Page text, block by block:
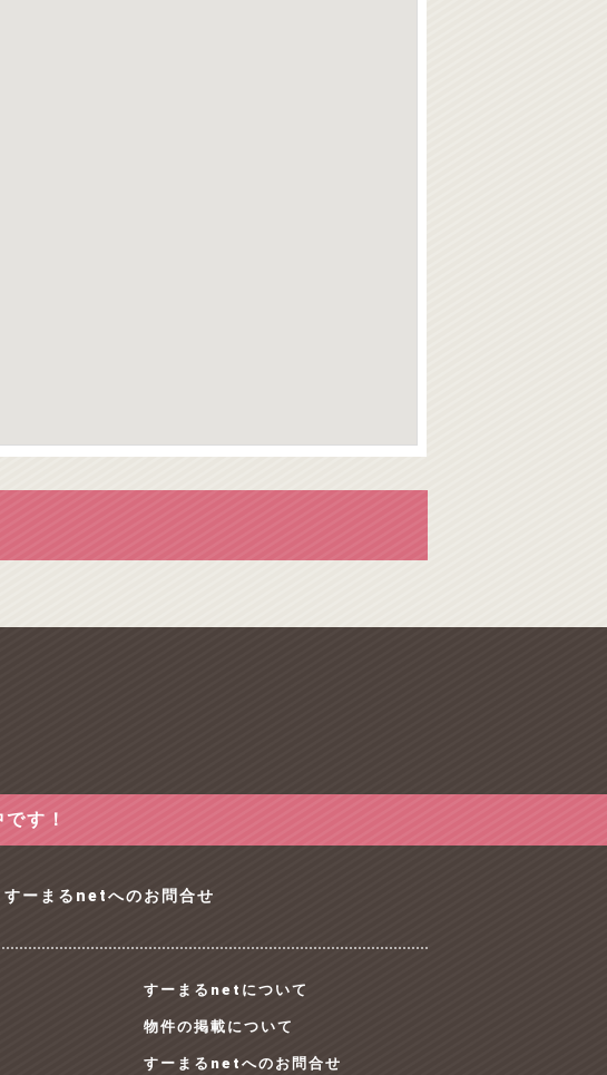
す！
すーまるnetへのお問合せ
すーまるnetについて
物件の掲載について
すーまるnetへのお問合せ